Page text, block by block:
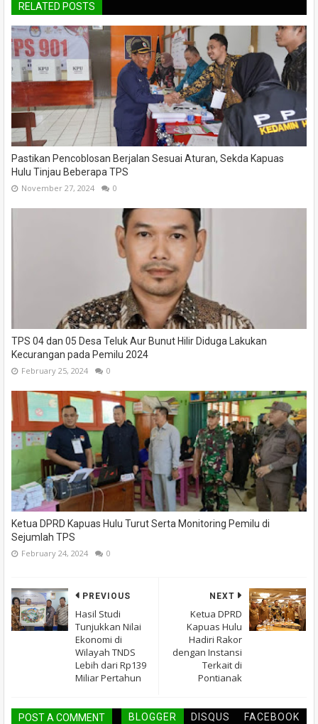
RELATED POSTS
Pastikan Pencoblosan Berjalan Sesuai Aturan, Sekda Kapuas
Hulu Tinjau Beberapa TPS
November 27, 2024 0
TPS 04 dan 05 Desa Teluk Aur Bunut Hilir Diduga Lakukan
Kecurangan pada Pemilu 2024
February 25, 2024 0
Ketua DPRD Kapuas Hulu Turut Serta Monitoring Pemilu di
Sejumlah TPS
February 24, 2024 0
NEXT
Ketua DPRD
Kapuas Hulu
Hadiri Rakor
dengan Instansi
Terkait di
Pontianak
PREVIOUS
Hasil Studi
Tunjukkan Nilai
Ekonomi di
Wilayah TNDS
Lebih dari Rp139
Miliar Pertahun
POST A COMMENT BLOGGER DISQUS FACEBOOK